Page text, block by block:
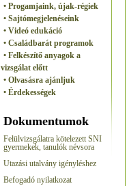
• Progamjaink, újak-régiek
• Sajtómegjelenéseink
• Videó edukáció
• Családbarát programok
• Felkészítő anyagok a
vizsgálat előtt
• Olvasásra ajánljuk
• Érdekességek
Dokumentumok
Felülvizsgálatra kötelezett SNI
gyermekek, tanulók névsora
Utazási utalvány igényléshez
Befogadó nyilatkozat